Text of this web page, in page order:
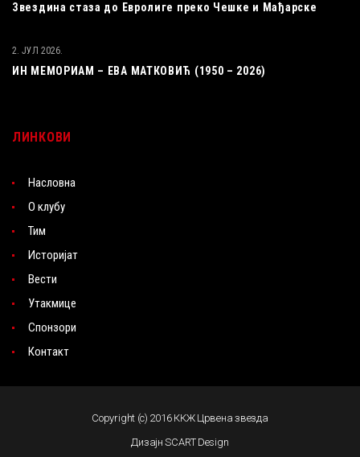
Звездина стаза до Евролиге преко Чешке и Мађарске
ИН МЕМОРИАМ – ЕВА МАТКОВИЋ (1950 – 2026)
2. ЈУЛ 2026.
ЛИНКОВИ
Насловна
О клубу
Тим
Историјат
Вести
Утакмице
Спонзори
Контакт
Copyright (c) 2016 ККЖ Црвена звезда
Дизајн SCART Design